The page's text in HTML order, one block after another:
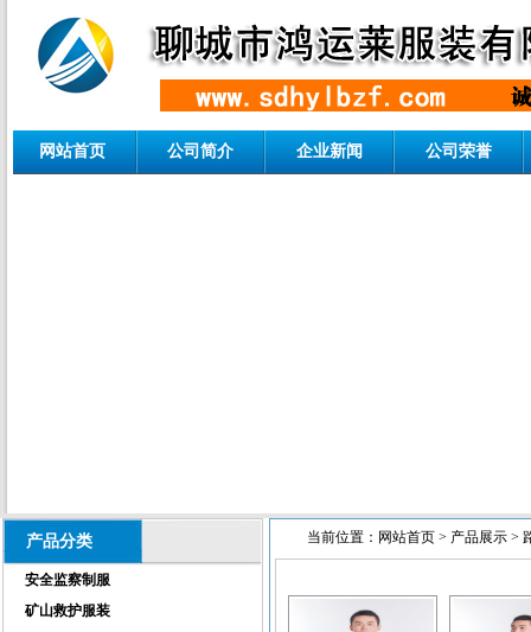
网站首页 公司简介 企业新闻 公司荣誉
产品分类
安全监察制服
矿山救护服装
当前位置： 网站首页 > 产品展示 >